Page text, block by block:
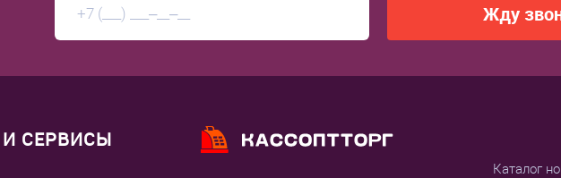
Жду
СЕРВИСЫ
Каталог